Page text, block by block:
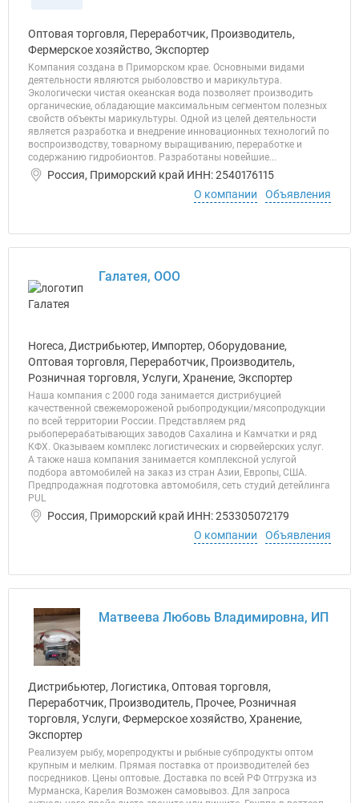
Оптовая торговля, Переработчик, Производитель,
Фермерское хозяйство, Экспортер
Компания создана в Приморском крае. Основными видами
деятельности являются рыболовство и марикультура.
Экологически чистая океанская вода позволяет производить
органические, обладающие максимальным сегментом полезных
свойств объекты марикультуры. Одной из целей деятельности
является разработка и внедрение инновационных технологий по
воспроизводству, товарному выращиванию, переработке и
содержанию гидробионтов. Разработаны новейшие...
Россия, Приморский край ИНН: 2540176115
О компании
Объявления
Галатея, ООО
Horeca, Дистрибьютер, Импортер, Оборудование,
Оптовая торговля, Переработчик, Производитель,
Розничная торговля, Услуги, Хранение, Экспортер
Наша компания с 2000 года занимается дистрибуцией
качественной свежемороженой рыбопродукции/мясопродукции
по всей территории России. Представляем ряд
рыбоперерабатывающих заводов Сахалина и Камчатки и ряд
КФХ. Оказываем комплекс логистических и сюрвейерских услуг.
А также наша компания занимается комплексной услугой
подбора автомобилей на заказ из стран Азии, Европы, США.
Предпродажная подготовка автомобиля, сеть студий детейлинга
PUL
Россия, Приморский край ИНН: 253305072179
О компании
Объявления
Матвеева Любовь Владимировна, ИП
Дистрибьютер, Логистика, Оптовая торговля,
Переработчик, Производитель, Прочее, Розничная
торговля, Услуги, Фермерское хозяйство, Хранение,
Экспортер
Реализуем рыбу, морепродукты и рыбные субпродукты оптом
крупным и мелким. Прямая поставка от производителей без
посредников. Цены оптовые. Доставка по всей РФ Отгрузка из
Мурманска, Карелия Возможен самовывоз. Для запроса